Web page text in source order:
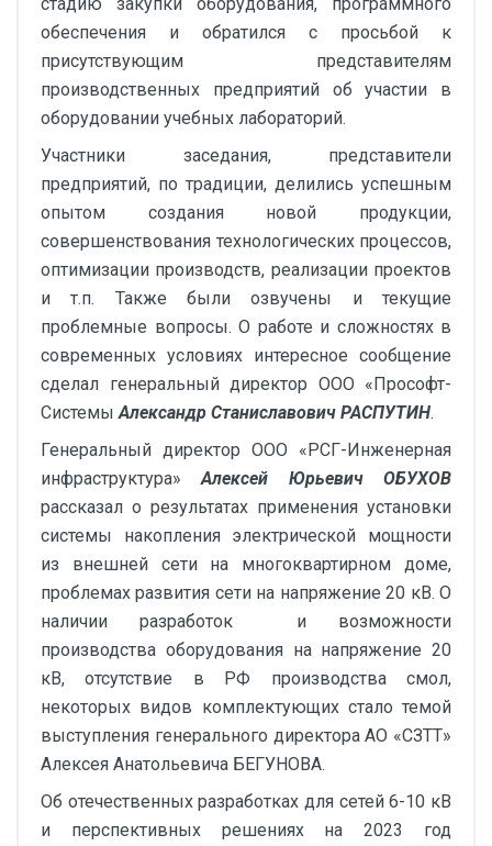
обеспечения и обратился с просьбой к
присутствующим представителям
производственных предприятий об участии в
оборудовании учебных лабораторий.
Участники заседания, представители
предприятий, по традиции, делились успешным
опытом создания новой продукции,
совершенствования технологических процессов,
оптимизации производств, реализации проектов
и т.п. Также были озвучены и текущие
проблемные вопросы. О работе и сложностях в
современных условиях интересное сообщение
сделал генеральный директор ООО «Прософт-
Системы Александр Станиславович РАСПУТИН.
Генеральный директор ООО «РСГ-Инженерная
инфраструктура»Алексей Юрьевич ОБУХОВ
рассказал о результатах применения установки
системы накопления электрической мощности
из внешней сети на многоквартирном доме,
проблемах развития сети на напряжение 20 кВ. О
наличии разработок и возможности
производства оборудования на напряжение 20
кВ, отсутствие в РФ производства смол,
некоторых видов комплектующих стало темой
выступления генерального директора АО «СЗТТ»
Алексея Анатольевича БЕГУНОВА.
Об отечественных разработках для сетей 6-10 кВ
и перспективных решениях на 2023 год